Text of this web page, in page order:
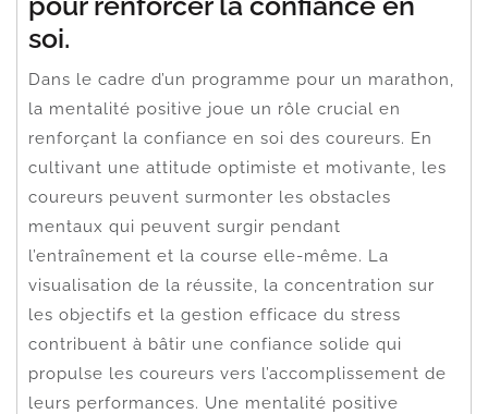
soi.
Dans le cadre d’un programme pour un marathon,
la mentalité positive joue un rôle crucial en
renforçant la confiance en soi des coureurs. En
cultivant une attitude optimiste et motivante, les
coureurs peuvent surmonter les obstacles
mentaux qui peuvent surgir pendant
l’entraînement et la course elle-même. La
visualisation de la réussite, la concentration sur
les objectifs et la gestion efficace du stress
contribuent à bâtir une confiance solide qui
propulse les coureurs vers l’accomplissement de
leurs performances. Une mentalité positive